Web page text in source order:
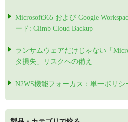
Microsoft365 および Google
ード: Climb Cloud Backup
ランサムウェアだけじゃない「
タ損失」リスクへの備え
N2WS機能フォーカス：単一ポリ